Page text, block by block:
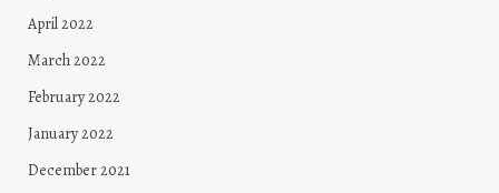
April 2022
March 2022
February 2022
January 2022
December 2021